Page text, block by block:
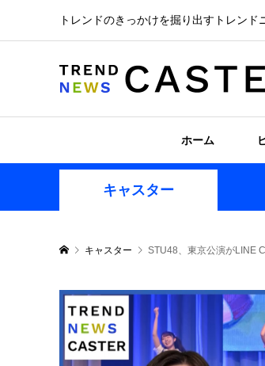
トレンドのきっかけを掘り出すトレンド
ホーム
キャスター
キャスター STU48、東京公演がLINE